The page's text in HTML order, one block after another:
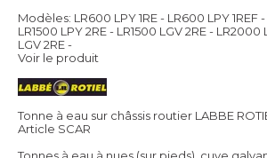
Modèles: LR600 LPY 1RE - LR600 LPY 1REF -
LR1500 LPY 2RE - LR1500 LGV 2RE - LR2000
LGV 2RE -
Voir le produit
Tonne à eau sur châssis routier LABBE
Article SCAR